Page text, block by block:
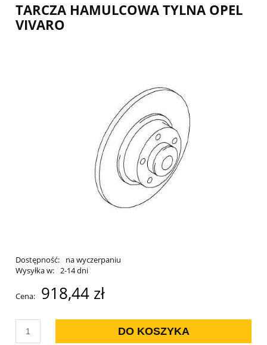
TARCZA HAMULCOWA TYLNA OPEL
VIVARO
Dostępność:
na wyczerpaniu
Wysyłka w: 2-14 dni
Cena: 918,44 zł
DO KOSZYKA